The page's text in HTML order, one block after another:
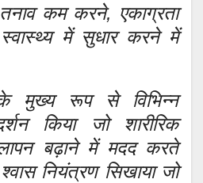
तनाव कम करने, एकाग्रता
में सुधार करने में
के मुख्य रूप से विभिन्न
किया जो शारीरिक
बढ़ाने में मदद करते
श्वास नियंत्रण सिखाया जो